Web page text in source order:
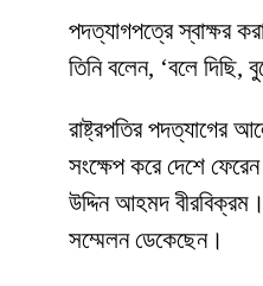
পদত্যাগপত্রে স্বাক্ষর
তিনি বলেন, ‘বলে দিছি,
রাষ্ট্রপতির পদত্যাগের
সংক্ষেপ করে দেশে
উদ্দিন আহমদ
সম্মেলন ডেকেছেন।